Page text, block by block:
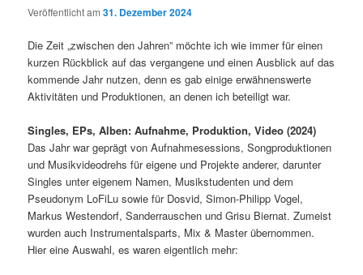
Veröffentlicht am31. Dezember 2024
Die Zeit „zwischen den Jahren” möchte ich wie immer für einen
kurzen Rückblick auf das vergangene und einen Ausblick auf das
kommende Jahr nutzen, denn es gab einige erwähnenswerte
Aktivitäten und Produktionen, an denen ich beteiligt war.
Singles, EPs, Alben: Aufnahme, Produktion, Video (2024)
Das Jahr war geprägt von Aufnahmesessions, Songproduktionen
und Musikvideodrehs für eigene und Projekte anderer, darunter
Singles unter eigenem Namen, Musikstudenten und dem
Pseudonym LoFiLu sowie für Dosvid, Simon-Philipp Vogel,
Markus Westendorf, Sanderrauschen und Grisu Biernat. Zumeist
wurden auch Instrumentalsparts, Mix & Master übernommen.
Hier eine Auswahl, es waren eigentlich mehr: